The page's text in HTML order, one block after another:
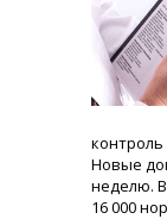
контроль
Новые
неделю.
16 000